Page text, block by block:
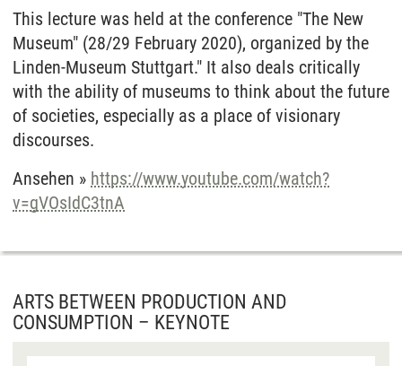
dass Ihre Daten dann durch US-Behörden
verarbeitet werden können. Klicken Sie auf „Ja“
erfolgt die Weitergabe nur für die Anzeige dieses
Videos. Bei Klick auf „Immer“ erfolgt die
Weitergabe generell bei Anzeige von Youtube-
Videos auf unserer Seite. Nähere Informationen
hierzu entnehmen Sie bitte unserer
This lecture was held at the conference "The New
Museum" (28/29 February 2020), organized by the
Linden-Museum Stuttgart." It also deals critically
with the ability of museums to think about the future
of societies, especially as a place of visionary
discourses.
Ansehen » https://www.youtube.com/watch?
v=gVOsIdC3tnA
ARTS BETWEEN PRODUCTION AND
CONSUMPTION – KEYNOTE